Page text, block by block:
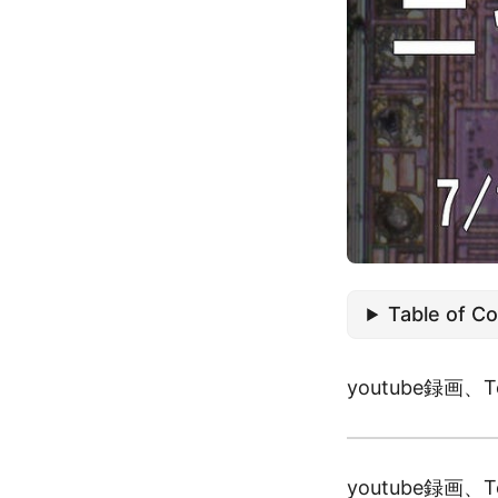
Table of
youtube録画、
youtube録画、